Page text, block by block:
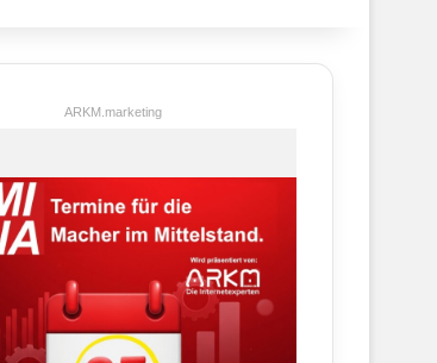
ARKM.marketing